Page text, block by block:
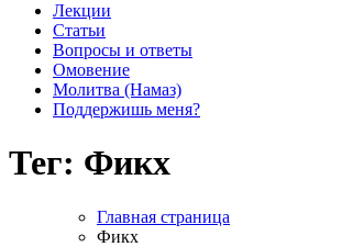
Лекции
Статьи
Вопросы и ответы
Омовение
Молитва (Намаз)
Поддержишь меня?
Тег: Фикх
Главная страница
Фикх